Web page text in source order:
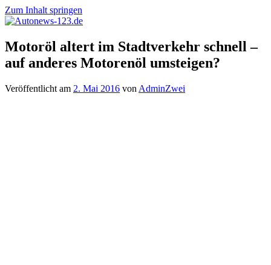
Zum Inhalt springen
Autonews-
123.de
Autonews
mit
Charme
Motoröl altert im Stadtverkehr schnell –
auf anderes Motorenöl umsteigen?
Veröffentlicht am 2. Mai 2016 von AdminZwei